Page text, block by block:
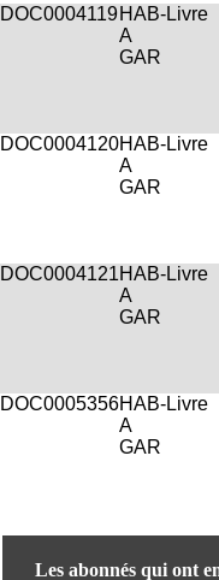
DOC0004119HAB-
A
GAR
Livre
DOC0004120HAB-
A
GAR
Livre
DOC0004121HAB-
A
GAR
Livre
DOC0005356HAB-
A
GAR
Livre
Les abonnés qui ont
â
9
i
6
R
N